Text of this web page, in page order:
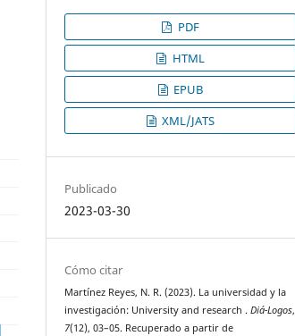
PDF
HTML
EPUB
XML/JATS
Publicado
2023-03-30
Cómo citar
Martínez Reyes, N. R. (2023). La universidad y la
investigación: University and research .Diá-Logos,
7(12), 03–05. Recuperado a partir de